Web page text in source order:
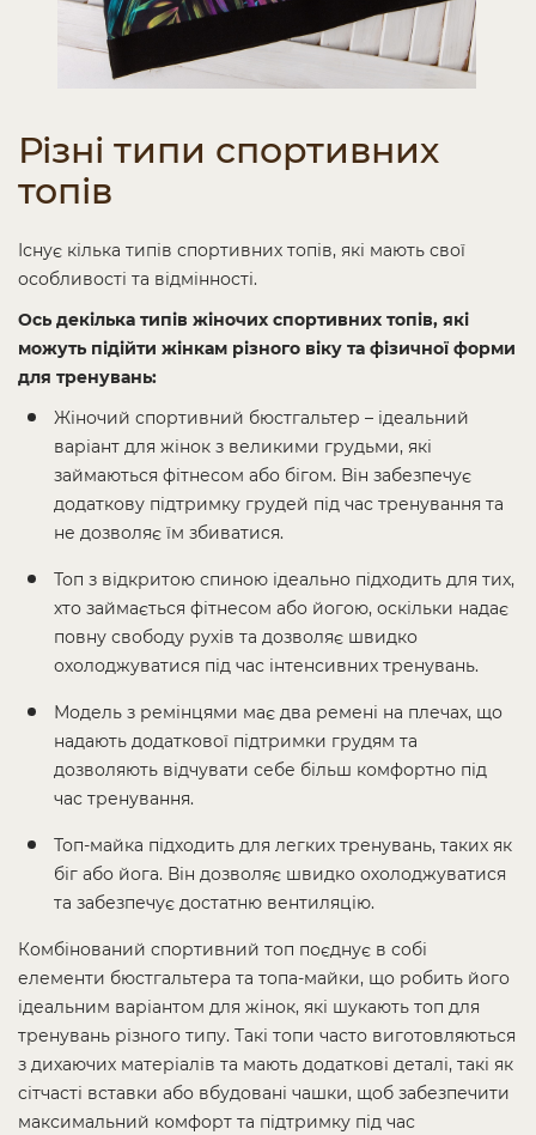
Різні типи спортивних
топів
Існує кілька типів спортивних топів, які мають свої
особливості та відмінності.
Ось декілька типів жіночих спортивних топів, які
можуть підійти жінкам різного віку та фізичної форми
для тренувань:
Жіночий спортивний бюстгальтер – ідеальний
варіант для жінок з великими грудьми, які
займаються фітнесом або бігом. Він забезпечує
додаткову підтримку грудей під час тренування та
не дозволяє їм збиватися.
Топ з відкритою спиною ідеально підходить для тих,
хто займається фітнесом або йогою, оскільки надає
повну свободу рухів та дозволяє швидко
охолоджуватися під час інтенсивних тренувань.
Модель з ремінцями має два ремені на плечах, що
надають додаткової підтримки грудям та
дозволяють відчувати себе більш комфортно під
час тренування.
Топ-майка підходить для легких тренувань, таких як
біг або йога. Він дозволяє швидко охолоджуватися
та забезпечує достатню вентиляцію.
Комбінований спортивний топ поєднує в собі
елементи бюстгальтера та топа-майки, що робить його
ідеальним варіантом для жінок, які шукають топ для
тренувань різного типу. Такі топи часто виготовляються
з дихаючих матеріалів та мають додаткові деталі, такі як
сітчасті вставки або вбудовані чашки, щоб забезпечити
максимальний комфорт та підтримку під час